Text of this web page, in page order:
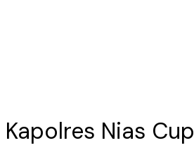
Kapolres Nias Cup